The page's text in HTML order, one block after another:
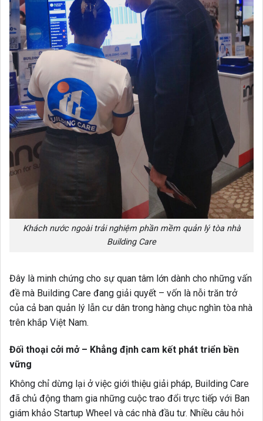
Khách nước ngoài trải nghiệm phần mềm quản lý tòa nhà
Building Care
Đây là minh chứng cho sự quan tâm lớn dành cho những vấn
đề mà Building Care đang giải quyết – vốn là nỗi trăn trở
của cả ban quản lý lẫn cư dân trong hàng chục nghìn tòa nhà
trên khắp Việt Nam.
Đối thoại cởi mở – Khẳng định cam kết phát triển bền
vững
Không chỉ dừng lại ở việc giới thiệu giải pháp, Building Care
đã chủ động tham gia những cuộc trao đổi trực tiếp với Ban
giám khảo Startup Wheel và các nhà đầu tư. Nhiều câu hỏi